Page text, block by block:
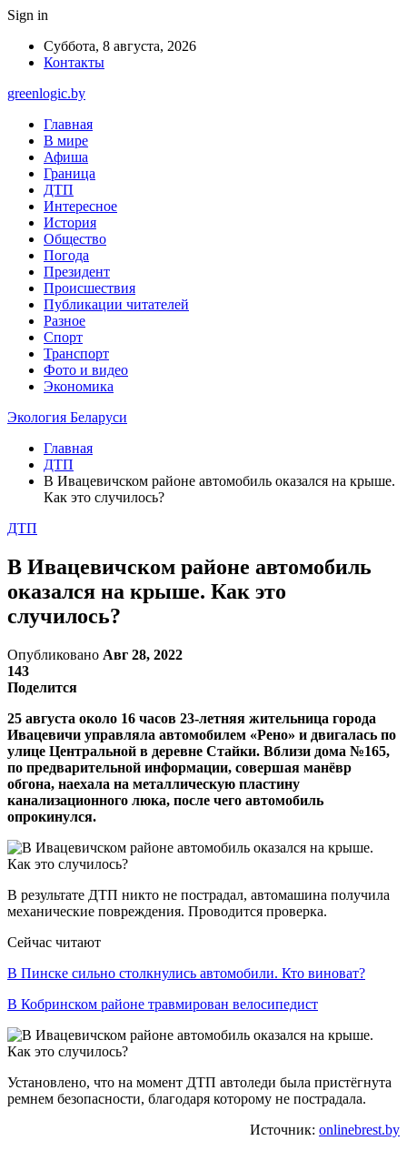
Sign in
Суббота, 8 августа, 2026
Контакты
greenlogic.by
Главная
В мире
Афиша
Граница
ДТП
Интересное
История
Общество
Погода
Президент
Происшествия
Публикации читателей
Разное
Спорт
Транспорт
Фото и видео
Экономика
Экология Беларуси
Главная
ДТП
В Ивацевичском районе автомобиль оказался на крыше.
Как это случилось?
ДТП
В Ивацевичском районе автомобиль
оказался на крыше. Как это
случилось?
Опубликовано Авг 28, 2022
143
Поделится
25 августа около 16 часов 23-летняя жительница города
Ивацевичи управляла автомобилем «Рено» и двигалась по
улице Центральной в деревне Стайки. Вблизи дома №165,
по предварительной информации, совершая манёвр
обгона, наехала на металлическую пластину
канализационного люка, после чего автомобиль
опрокинулся.
В результате ДТП никто не пострадал, автомашина получила
механические повреждения. Проводится проверка.
Сейчас читают
В Пинске сильно столкнулись автомобили. Кто виноват?
В Кобринском районе травмирован велосипедист
Установлено, что на момент ДТП автоледи была пристёгнута
ремнем безопасности, благодаря которому не пострадала.
Источник: onlinebrest.by